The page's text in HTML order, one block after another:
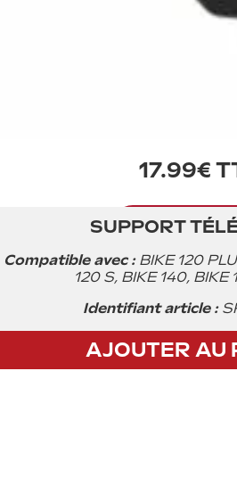
SUPPORT
Compatible avec :BIKE 120
120 S, BIKE 140, BIKE
Identifiant article :
AJOUTER AU
17.99€
Acheter